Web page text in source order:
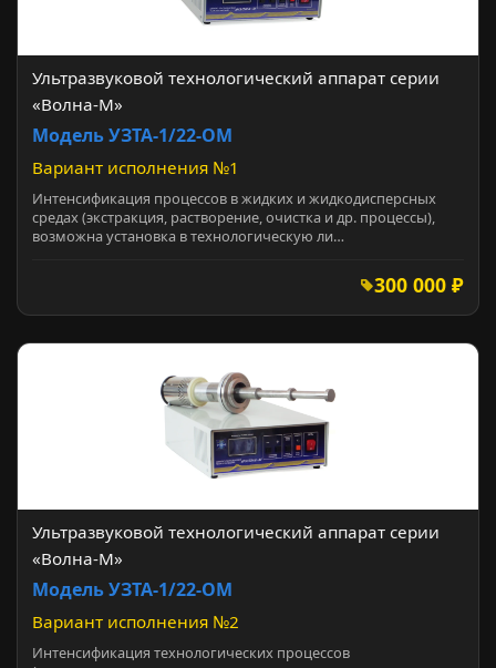
Ультразвуковой технологический аппарат серии
«Волна-М»
Модель УЗТА-1/22-ОМ
Вариант исполнения №1
Интенсификация процессов в жидких и жидкодисперсных
средах (экстракция, растворение, очистка и др. процессы),
возможна установка в технологическую ли…
300 000 ₽
Ультразвуковой технологический аппарат серии
«Волна-М»
Модель УЗТА-1/22-ОМ
Вариант исполнения №2
Интенсификация технологических процессов